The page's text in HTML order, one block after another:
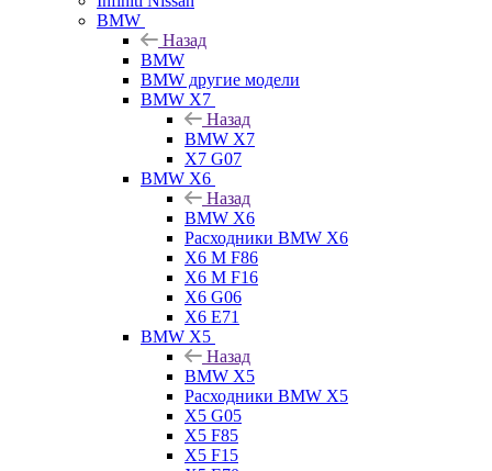
BMW
Назад
BMW
BMW другие модели
BMW X7
Назад
BMW X7
X7 G07
BMW X6
Назад
BMW X6
Расходники BMW X6
X6 M F86
X6 M F16
X6 G06
X6 E71
BMW X5
Назад
BMW X5
Расходники BMW X5
X5 G05
X5 F85
X5 F15